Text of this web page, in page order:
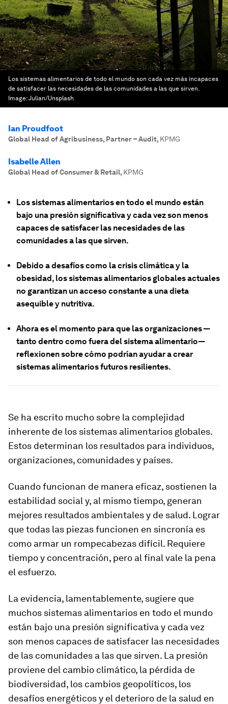
Los sistemas alimentarios de todo el mundo son cada vez más incapaces
de satisfacer las necesidades de las comunidades a las que sirven.
Image:Julian/Unsplash
Ian Proudfoot
Global Head of Agribusiness, Partner – Audit, KPMG
Isabelle Allen
Global Head of Consumer & Retail, KPMG
Los sistemas alimentarios en todo el mundo están
bajo una presión significativa y cada vez son menos
capaces de satisfacer las necesidades de las
comunidades a las que sirven.
Debido a desafíos como la crisis climática y la
obesidad, los sistemas alimentarios globales actuales
no garantizan un acceso constante a una dieta
asequible y nutritiva.
Ahora es el momento para que las organizaciones —
tanto dentro como fuera del sistema alimentario—
reflexionen sobre cómo podrían ayudar a crear
sistemas alimentarios futuros resilientes.
Se ha escrito mucho sobre la complejidad
inherente de los sistemas alimentarios globales.
Estos determinan los resultados para individuos,
organizaciones, comunidades y países.
Cuando funcionan de manera eficaz, sostienen la
estabilidad social y, al mismo tiempo, generan
mejores resultados ambientales y de salud. Lograr
que todas las piezas funcionen en sincronía es
como armar un rompecabezas difícil. Requiere
tiempo y concentración, pero al final vale la pena
el esfuerzo.
La evidencia, lamentablemente, sugiere que
muchos sistemas alimentarios en todo el mundo
están bajo una presión significativa y cada vez
son menos capaces de satisfacer las necesidades
de las comunidades a las que sirven. La presión
proviene del cambio climático, la pérdida de
biodiversidad, los cambios geopolíticos, los
desafíos energéticos y el deterioro de la salud en